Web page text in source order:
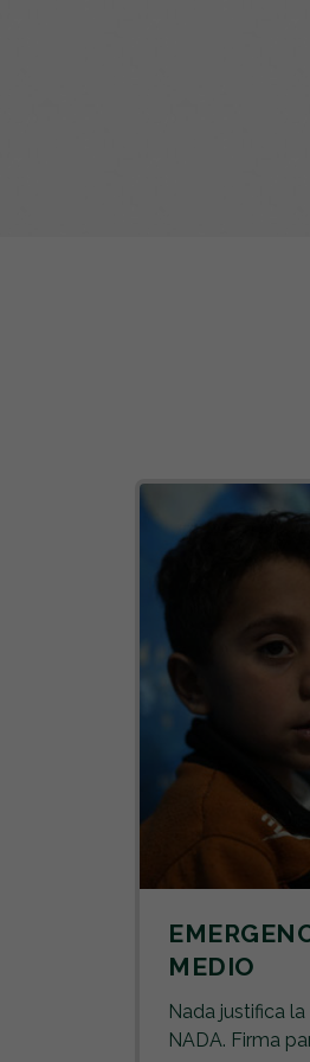
MEDIO
Nada justifica
NADA. Firma